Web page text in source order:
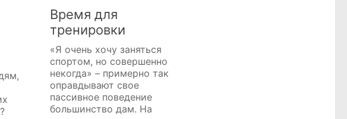
Время для
тренировки
«Я очень хочу заняться
спортом, но совершенно
некогда» – примерно так
оправдывают свое
пассивное поведение
большинство дам. На